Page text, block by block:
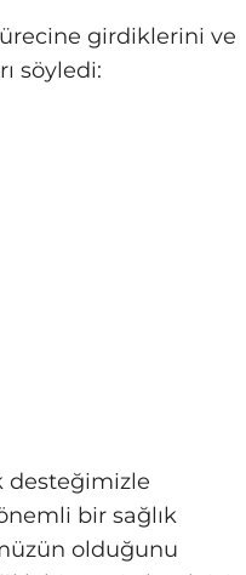
girdiklerini ve
söyledi:
desteğimizle
bir sağlık
olduğunu